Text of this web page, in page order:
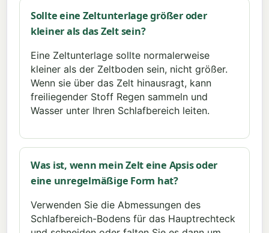
Sollte eine Zeltunterlage größer oder
kleiner als das Zelt sein?
Eine Zeltunterlage sollte normalerweise
kleiner als der Zeltboden sein, nicht größer.
Wenn sie über das Zelt hinausragt, kann
freiliegender Stoff Regen sammeln und
Wasser unter Ihren Schlafbereich leiten.
Was ist, wenn mein Zelt eine Apsis oder
eine unregelmäßige Form hat?
Verwenden Sie die Abmessungen des
Schlafbereich-Bodens für das Hauptrechteck